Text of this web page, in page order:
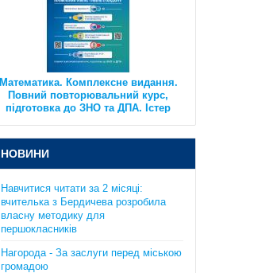
Математика. Комплексне видання.
Повний повторювальний курс,
підготовка до ЗНО та ДПА. Істер
О.С.
385 грн.
Практикум з курсу "Планета
Земля": 6 клас. Кобернік С.Г.,
НОВИНИ
Навчитися читати за 2 місяці:
вчителька з Бердичева розробила
власну методику для
першокласників
Нагорода - За заслуги перед міською
громадою